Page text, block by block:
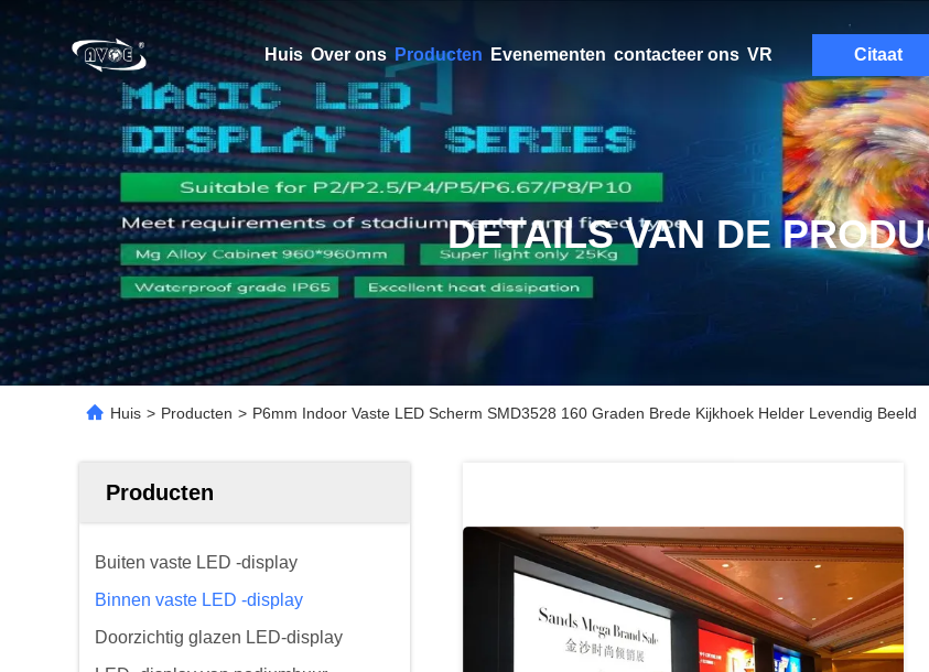
Huis Over ons Producten Evenementen contacteer ons VR Citaat
DETAILS VAN DE
Huis > Producten > P6mm Indoor Vaste LED Scherm SMD3528 160 Graden Brede Kijkhoek Helder Levendig Beeld
Producten
Buiten vaste LED -display
Binnen vaste LED -display
Doorzichtig glazen LED-display